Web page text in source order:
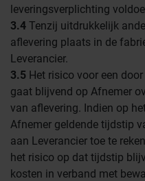
leveringsverplichting
3.4 Tenzij uitdrukkelijk
aflevering plaats in de
Leverancier.
3.5 Het risico voor een
gaat blijvend op Afnemer
van aflevering. Indien op
Afnemer geldende tijdstip
aan Leverancier toe te
het risico op dat tijdstip
kosten in verband met